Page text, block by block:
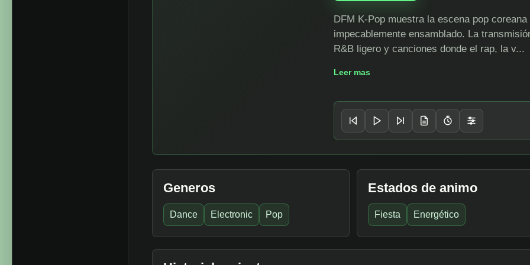
DFM K-Pop muestra la escena pop
impecablemente ensamblado. La
R&B ligero y canciones donde el rap, la v...
Leer mas
Controles del reproductor
Love In The Air
GFRIEND · empieza a las 06:58 AM
Generos Estados de animo